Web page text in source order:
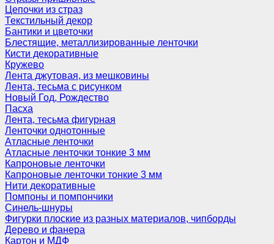
Цепочки из страз
Текстильный декор
Бантики и цветочки
Блестящие, металлизированные ленточки
Кисти декоративные
Кружево
Лента джутовая, из мешковины
Лента, тесьма с рисунком
Новый Год, Рождество
Пасха
Лента, тесьма фигурная
Ленточки однотонные
Атласные ленточки
Атласные ленточки тонкие 3 мм
Капроновые ленточки
Капроновые ленточки тонкие 3 мм
Нити декоративные
Помпоны и помпончики
Синель-шнуры
Фигурки плоские из разных материалов, чипборды
Дерево и фанера
Картон и МДФ